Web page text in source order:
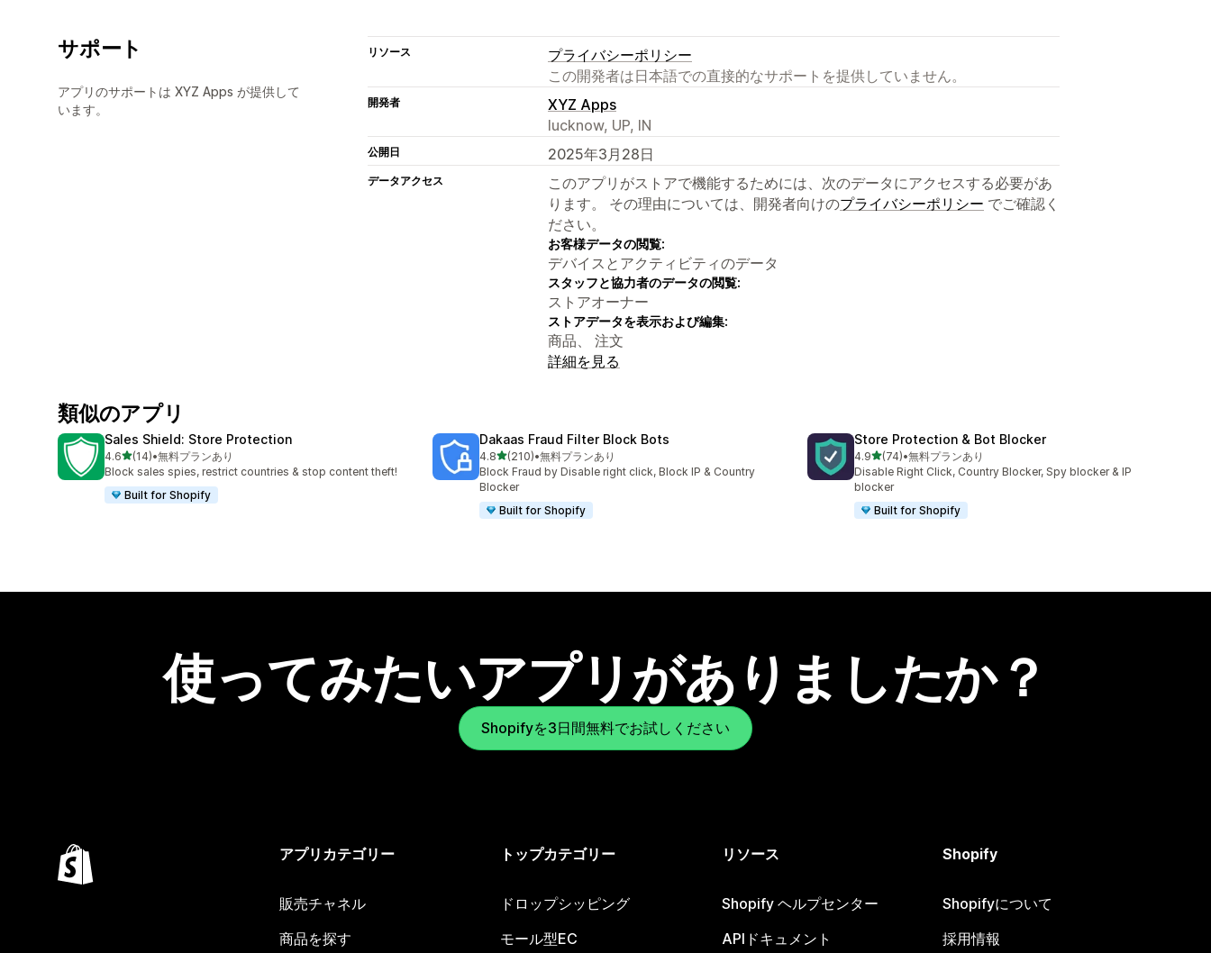
サポート
アプリのサポートは XYZ Apps が提供して
います。
リソース
プライバシーポリシー
この開発者は日本語での直接的なサポートを提供していません。
開発者
XYZ Apps
lucknow, UP, IN
公開日 2025年3月28日
データアクセス
このアプリがストアで機能するためには、次のデータにアクセスする必要があ
ります。 その理由については、開発者向けのプライバシーポリシー でご確認く
ださい。
お客様データの閲覧:
デバイスとアクティビティのデータ
スタッフと協力者のデータの閲覧:
ストアオーナー
ストアデータを表示および編集:
商品、 注文
詳細を見る
類似のアプリ
Sales Shield: Store Protection
4.65つ星中
(14)
合計レビュー数：14件
•無料プランあり
Block sales spies, restrict countries & stop content theft!
Built for Shopify
Dakaas Fraud Filter Block Bots
4.85つ星中
(210)
合計レビュー数：210件
•無料プランあり
Block Fraud by Disable right click, Block IP & Country
Blocker
Built for Shopify
Store Protection & Bot Blocker
4.95つ星中
(74)
合計レビュー数：74件
•無料プランあり
Disable Right Click, Country Blocker, Spy blocker & IP
blocker
Built for Shopify
使ってみたいアプリがありましたか？
Shopifyを3日間無料でお試しください
アプリカテゴリー
販売チャネル
商品を探す
トップカテゴリー
ドロップシッピング
モール型EC
リソース
Shopify ヘルプセンター
APIドキュメント
Shopify
Shopifyについて
採用情報